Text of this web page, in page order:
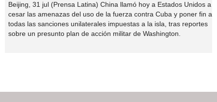
Beijing, 31 jul (Prensa Latina) China llamó hoy a Estados Unidos a
cesar las amenazas del uso de la fuerza contra Cuba y poner fin a
todas las sanciones unilaterales impuestas a la isla, tras reportes
sobre un presunto plan de acción militar de Washington.